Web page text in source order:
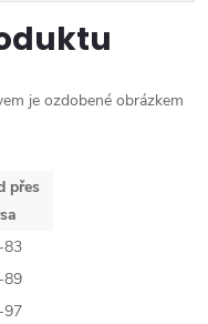
je ozdobené obrázkem
přes
83